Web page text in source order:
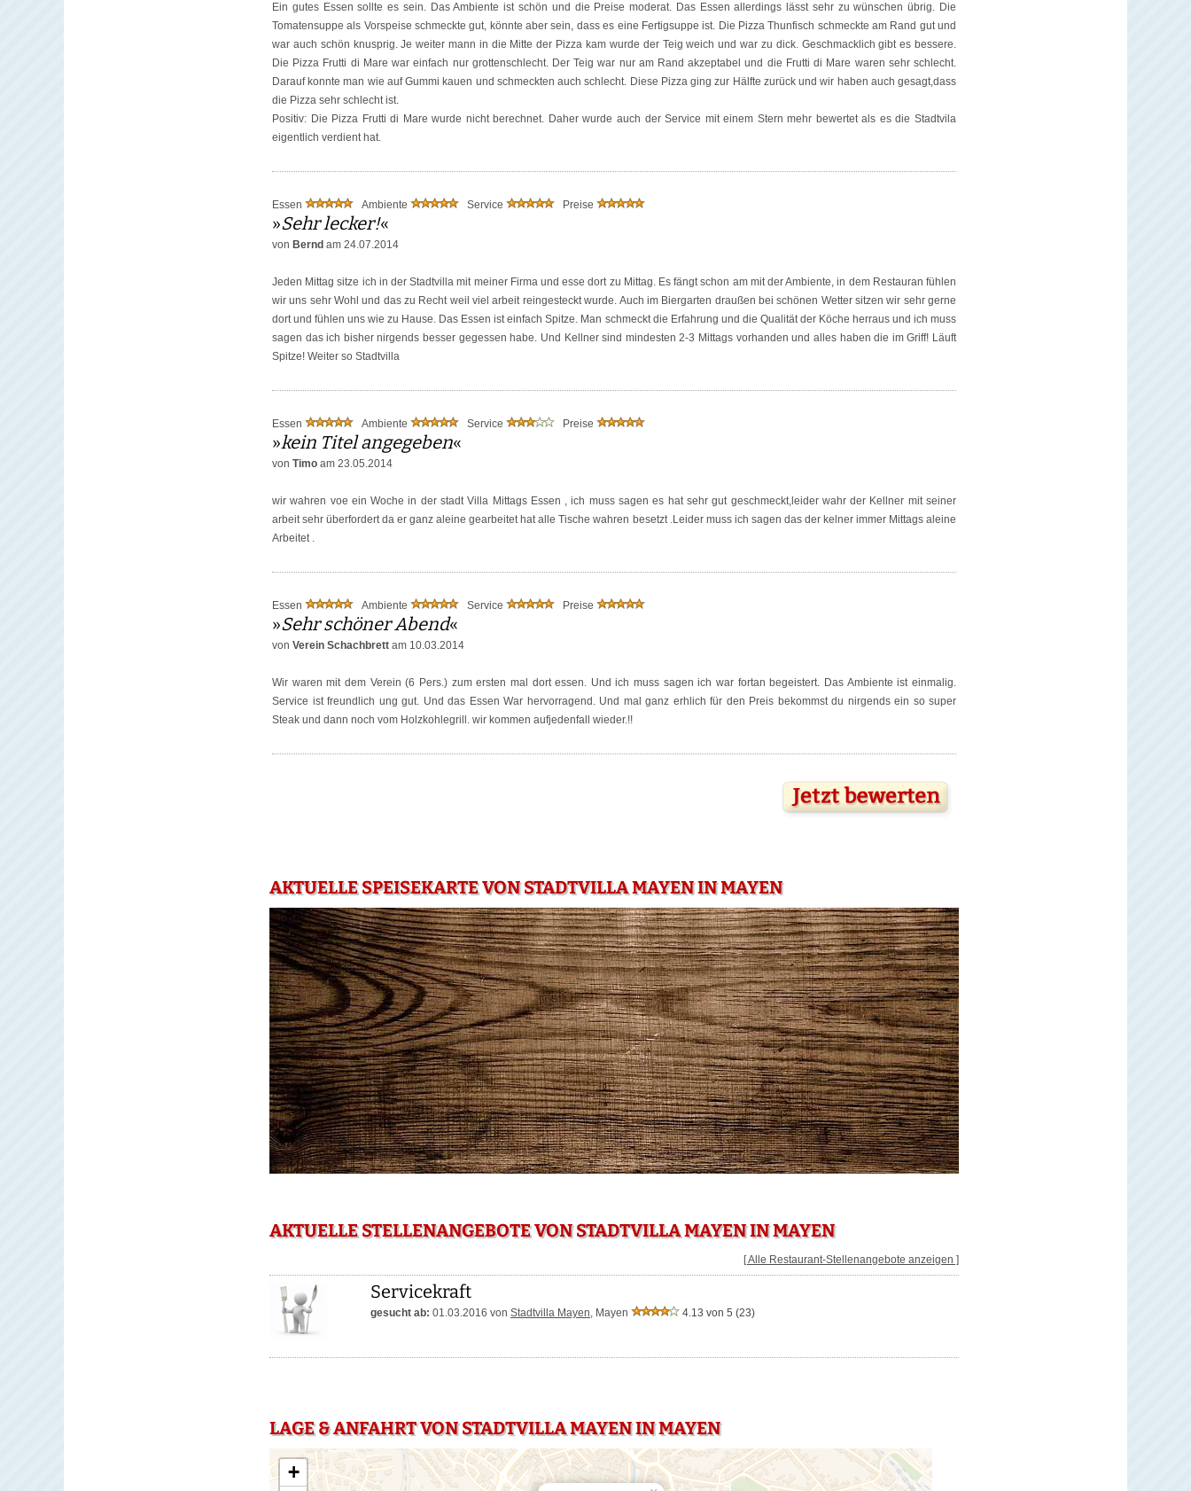
Ein gutes Essen sollte es sein. Das Ambiente ist schön und die Preise moderat. Das Essen allerdings lässt sehr zu wünschen übrig. Die
Tomatensuppe als Vorspeise schmeckte gut, könnte aber sein, dass es eine Fertigsuppe ist. Die Pizza Thunfisch schmeckte am Rand gut und
war auch schön knusprig. Je weiter mann in die Mitte der Pizza kam wurde der Teig weich und war zu dick. Geschmacklich gibt es bessere.
Die Pizza Frutti di Mare war einfach nur grottenschlecht. Der Teig war nur am Rand akzeptabel und die Frutti di Mare waren sehr schlecht.
Darauf konnte man wie auf Gummi kauen und schmeckten auch schlecht. Diese Pizza ging zur Hälfte zurück und wir haben auch gesagt,dass
die Pizza sehr schlecht ist.
Positiv: Die Pizza Frutti di Mare wurde nicht berechnet. Daher wurde auch der Service mit einem Stern mehr bewertet als es die Stadtvila
eigentlich verdient hat.
Essen Ambiente Service Preise
»Sehr lecker!«
von Bernd am 24.07.2014
Jeden Mittag sitze ich in der Stadtvilla mit meiner Firma und esse dort zu Mittag. Es fängt schon am mit der Ambiente, in dem Restauran fühlen
wir uns sehr Wohl und das zu Recht weil viel arbeit reingesteckt wurde. Auch im Biergarten draußen bei schönen Wetter sitzen wir sehr gerne
dort und fühlen uns wie zu Hause. Das Essen ist einfach Spitze. Man schmeckt die Erfahrung und die Qualität der Köche herraus und ich muss
sagen das ich bisher nirgends besser gegessen habe. Und Kellner sind mindesten 2-3 Mittags vorhanden und alles haben die im Griff! Läuft
Spitze! Weiter so Stadtvilla
Essen Ambiente Service Preise
»kein Titel angegeben«
von Timo am 23.05.2014
wir wahren voe ein Woche in der stadt Villa Mittags Essen , ich muss sagen es hat sehr gut geschmeckt,leider wahr der Kellner mit seiner
arbeit sehr überfordert da er ganz aleine gearbeitet hat alle Tische wahren besetzt .Leider muss ich sagen das der kelner immer Mittags aleine
Arbeitet .
Essen Ambiente Service Preise
»Sehr schöner Abend«
von Verein Schachbrett am 10.03.2014
Wir waren mit dem Verein (6 Pers.) zum ersten mal dort essen. Und ich muss sagen ich war fortan begeistert. Das Ambiente ist einmalig.
Service ist freundlich ung gut. Und das Essen War hervorragend. Und mal ganz erhlich für den Preis bekommst du nirgends ein so super
Steak und dann noch vom Holzkohlegrill. wir kommen aufjedenfall wieder.!!
AKTUELLE SPEISEKARTE VON STADTVILLA MAYEN IN MAYEN
AKTUELLE STELLENANGEBOTE VON STADTVILLA MAYEN IN MAYEN
[ Alle Restaurant-Stellenangebote anzeigen ]
Servicekraft
gesucht ab: 01.03.2016 von Stadtvilla Mayen, Mayen 4.13 von 5 (23)
LAGE & ANFAHRT VON STADTVILLA MAYEN IN MAYEN
+